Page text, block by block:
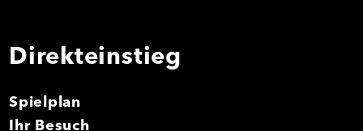
Direkteinstieg
Spielplan
Ihr Besuch